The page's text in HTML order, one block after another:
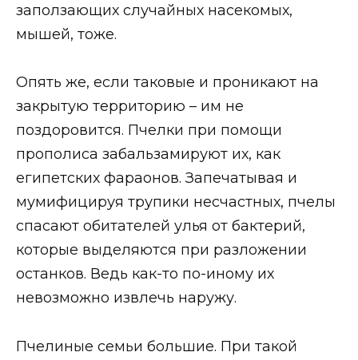
заползающих случайных насекомых,
мышей, тоже.
Опять же, если таковые и проникают на
закрытую территорию – им не
поздоровится. Пчелки при помощи
прополиса забальзамируют их, как
египетских фараонов. Запечатывая и
мумифицируя трупики несчастных, пчелы
спасают обитателей улья от бактерий,
которые выделяются при разложении
останков. Ведь как-то по-иному их
невозможно извлечь наружу.
Пчелиные семьи большие. При такой